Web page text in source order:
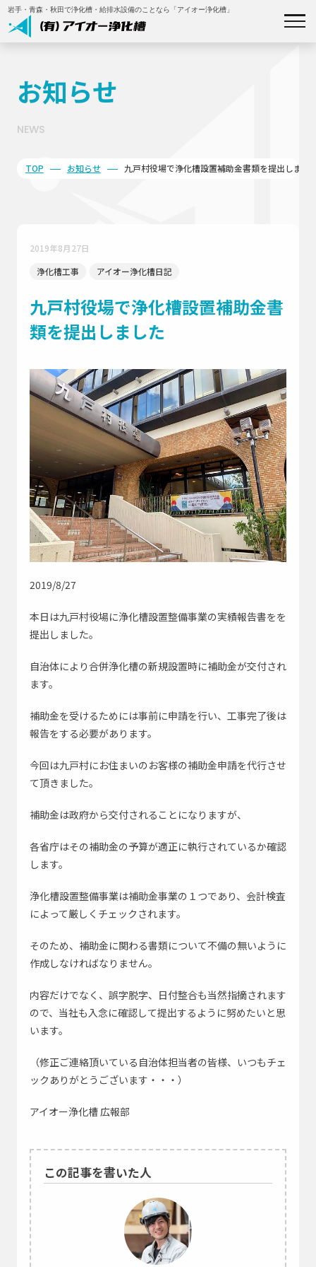
岩手・青森・秋田で浄化槽・給排水設備のことなら「アイオー浄化槽」
お知らせ
よくあるご質問
お問い合わせはこちら
緊急
お急ぎの方はこちら
0195-23-9743
アイオー浄化槽公式SNS
会社Instagram
社長Instagram
お知らせ
NEWS
TOP お知らせ 九戸村役場で浄化槽設置補助金書類を提出しまし
2019年8月27日
浄化槽工事
アイオー浄化槽日記
九戸村役場で浄化槽設置補助金書
類を提出しました
2019/8/27
本日は九戸村役場に浄化槽設置整備事業の実績報告書をを
提出しました。
自治体により合併浄化槽の新規設置時に補助金が交付され
ます。
補助金を受けるためには事前に申請を行い、工事完了後は
報告をする必要があります。
今回は九戸村にお住まいのお客様の補助金申請を代行させ
て頂きました。
補助金は政府から交付されることになりますが、
各省庁はその補助金の予算が適正に執行されているか確認
します。
浄化槽設置整備事業は補助金事業の１つであり、会計検査
によって厳しくチェックされます。
そのため、補助金に関わる書類について不備の無いように
作成しなければなりません。
内容だけでなく、誤字脱字、日付整合も当然指摘されます
ので、当社も入念に確認して提出するように努めたいと思
います。
（修正ご連絡頂いている自治体担当者の皆様、いつもチェ
ックありがとうございます・・・）
アイオー浄化槽 広報部
この記事を書いた人